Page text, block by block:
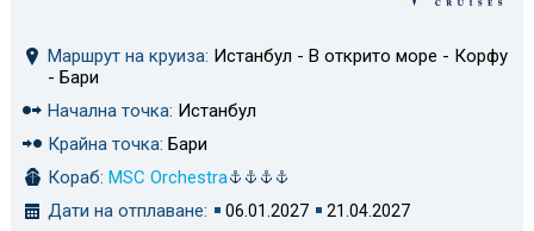
Маршрут на круиза: Истанбул - В открито море - Корфу
- Бари
Начална точка: Истанбул
Крайна точка: Бари
Кораб: MSC Orchestra
Дати на отплаване:
06.01.2027 21.04.2027